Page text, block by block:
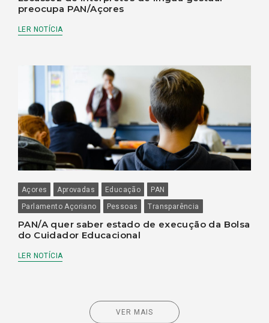
preocupa PAN/Açores
LER NOTÍCIA
Açores Aprovadas Educação
PAN
Parlamento Açoriano
Pessoas Transparência
PAN/A quer saber estado de execução da Bolsa
do Cuidador Educacional
LER NOTÍCIA
VER MAIS